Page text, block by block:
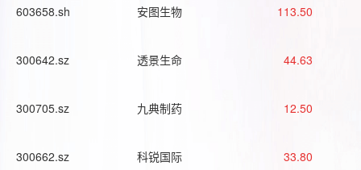
603658.sh 安图生物 113.50
300642.sz 透景生命 44.63
300705.sz 九典制药 12.50
300662.sz 科锐国际 33.80